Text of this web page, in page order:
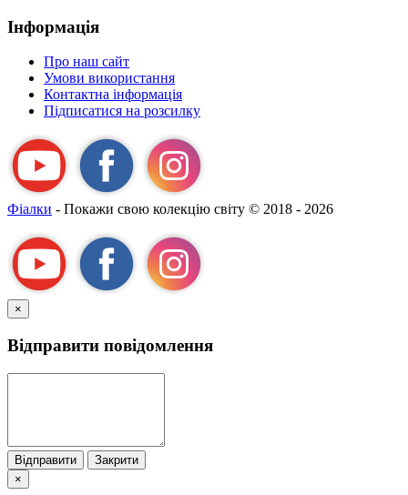
Інформація
Про наш сайт
Умови використання
Контактна інформація
Підписатися на розсилку
Фіалки - Покажи свою колекцію світу © 2018 - 2026
×
Відправити повідомлення
Відправити
Закрити
×